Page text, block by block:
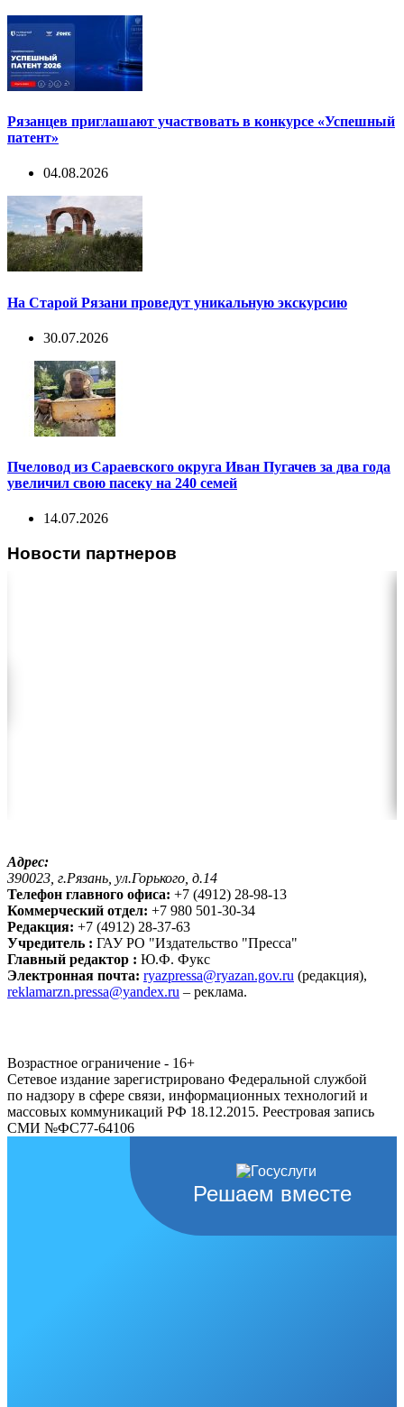
Рязанцев приглашают участвовать в конкурсе «Успешный
патент»
04.08.2026
На Старой Рязани проведут уникальную экскурсию
30.07.2026
Пчеловод из Сараевского округа Иван Пугачев за два года
увеличил свою пасеку на 240 семей
14.07.2026
Новости партнеров
Адрес:
390023, г.Рязань, ул.Горького, д.14
Телефон главного офиса: +7 (4912) 28-98-13
Коммерческий отдел: +7 980 501-30-34
Редакция: +7 (4912) 28-37-63
Учредитель : ГАУ РО "Издательство "Пресса"
Главный редактор : Ю.Ф. Фукс
Электронная почта: ryazpressa@ryazan.gov.ru (редакция),
reklamarzn.pressa@yandex.ru – реклама.
Возрастное ограничение - 16+
Сетевое издание зарегистрировано Федеральной службой
по надзору в сфере связи, информационных технологий и
массовых коммуникаций РФ 18.12.2015. Реестровая запись
СМИ №ФС77-64106
Решаем вместе